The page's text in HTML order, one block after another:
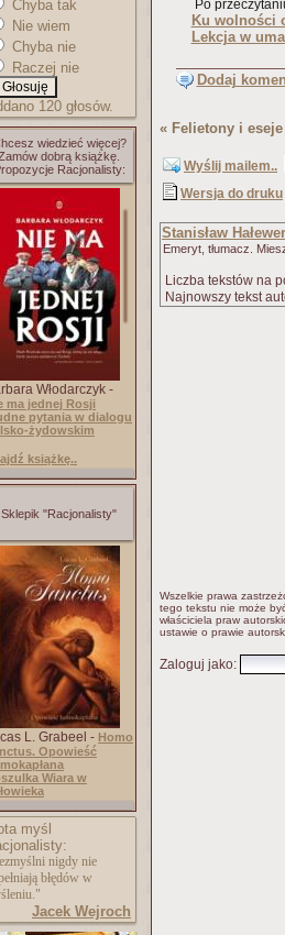
Chyba tak
Nie wiem
Chyba nie
Raczej nie
120 głosów.
wiedzieć więcej?
dobrą książkę.
Racjonalisty:
Włodarczyk -
ma jednej Rosji
pytania w dialogu
żydowskim
książkę..
Sklepik "Racjonalisty"
L. Grabeel - Homo
Opowieść
Wiara w
myśl
nigdy nie
błędów w
Jacek Wejroch
Po
Ku wolności
Lekcja w
Dodaj
« Felietony i eseje
Wyślij mailem..
Wersja do druku
Stanisław Hałewer
Emeryt, tłumacz.
Liczba tekstów na
Najnowszy tekst
Wszelkie prawa
tego tekstu nie może
właściciela praw
ustawie o prawie
Zaloguj jako: